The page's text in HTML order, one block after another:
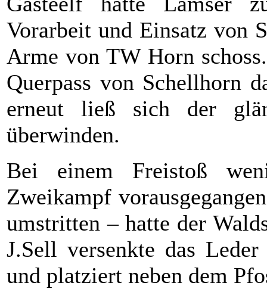
Vorarbeit und Einsatz von
Arme von TW Horn
Querpass von Schellhorn
erneut ließ sich der
überwinden.
Bei einem Freistoß
Zweikampf
umstritten – hatte der
J.Sell versenkte das
und platziert neben dem